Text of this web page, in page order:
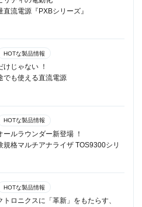
直流電源『PXBシリーズ』
HOTな製品情報
けじゃない ！
でも使える直流電源
HOTな製品情報
ールラウンダー新登場 ！
規格マルチアナライザ TOS9300シリ
HOTな製品情報
トロニクスに「革新」をもたらす、